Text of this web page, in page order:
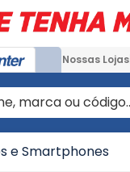
Nossas Lojas
ou código...
e Smartphones